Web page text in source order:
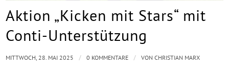
Aktion „Kicken mit Stars“ mit
Conti-Unterstützung
MITTWOCH, 28. MAI 2025 / 0 KOMMENTARE / VONCHRISTIAN MARX